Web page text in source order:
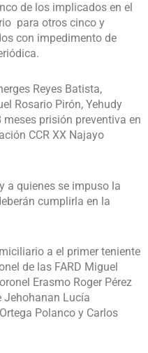
de los implicados en el
para otros cinco y
con impedimento de
Reyes Batista,
Rosario Pirón, Yehudy
prisión preventiva en
CCR XX Najayo
a quienes se impuso la
cumplirla en la
a el primer teniente
de las FARD Miguel
Erasmo Roger Pérez
Jehohanan Lucía
Polanco y Carlos